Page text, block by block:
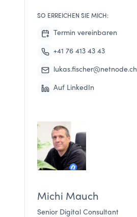
SO ERREICHEN SIE MICH:
Termin vereinbaren
+41 76 413 43 43
lukas.fischer@netnode.ch
Auf LinkedIn
Michi Mauch
Senior Digital Consultant